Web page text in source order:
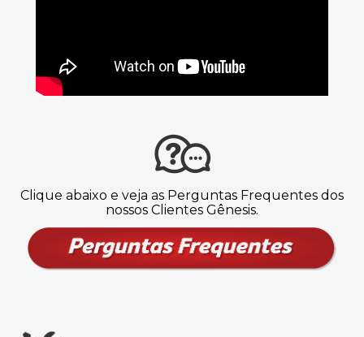
Clique abaixo e veja as Perguntas Frequentes dos
nossos Clientes Gênesis.